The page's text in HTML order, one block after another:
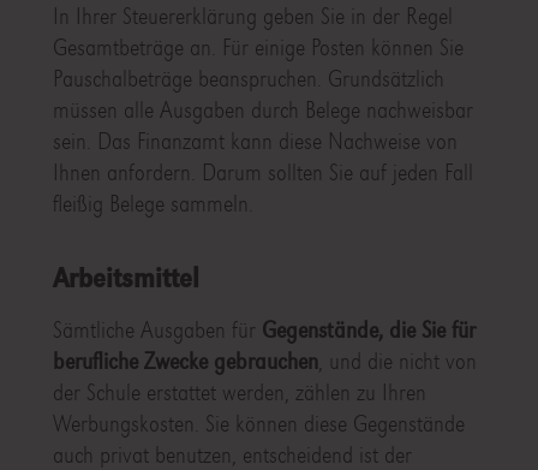
In Ihrer Steuererklärung geben Sie in der Regel
Gesamtbeträge an. Für einige Posten können Sie
Pauschalbeträge beanspruchen. Grundsätzlich
müssen alle Ausgaben durch Belege nachweisbar
sein. Das Finanzamt kann diese Nachweise von
Ihnen anfordern. Darum sollten Sie auf jeden Fall
fleißig Belege sammeln.
Arbeitsmittel
Sämtliche Ausgaben für Gegenstände, die Sie für
berufliche Zwecke gebrauchen , und die nicht von
der Schule erstattet werden, zählen zu Ihren
Werbungskosten. Sie können diese Gegenstände
auch privat benutzen, entscheidend ist der